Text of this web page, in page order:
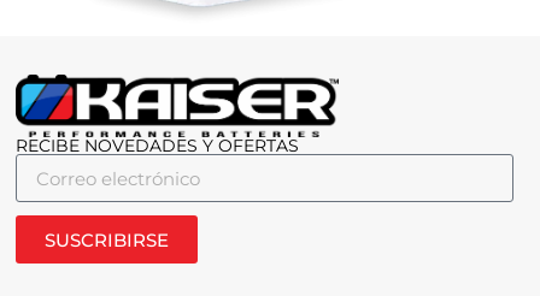
RECIBE NOVEDADES Y OFERTAS
SUSCRIBIRSE